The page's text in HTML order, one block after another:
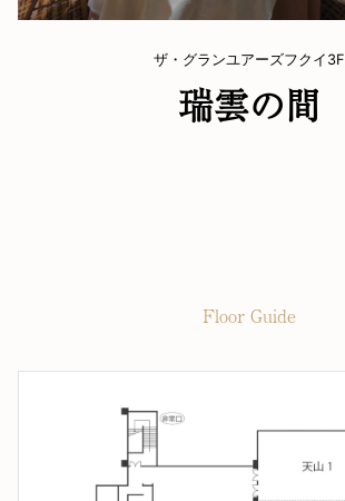
ザ・グランユアーズフクイ3F
瑞雲の間
Floor Guide